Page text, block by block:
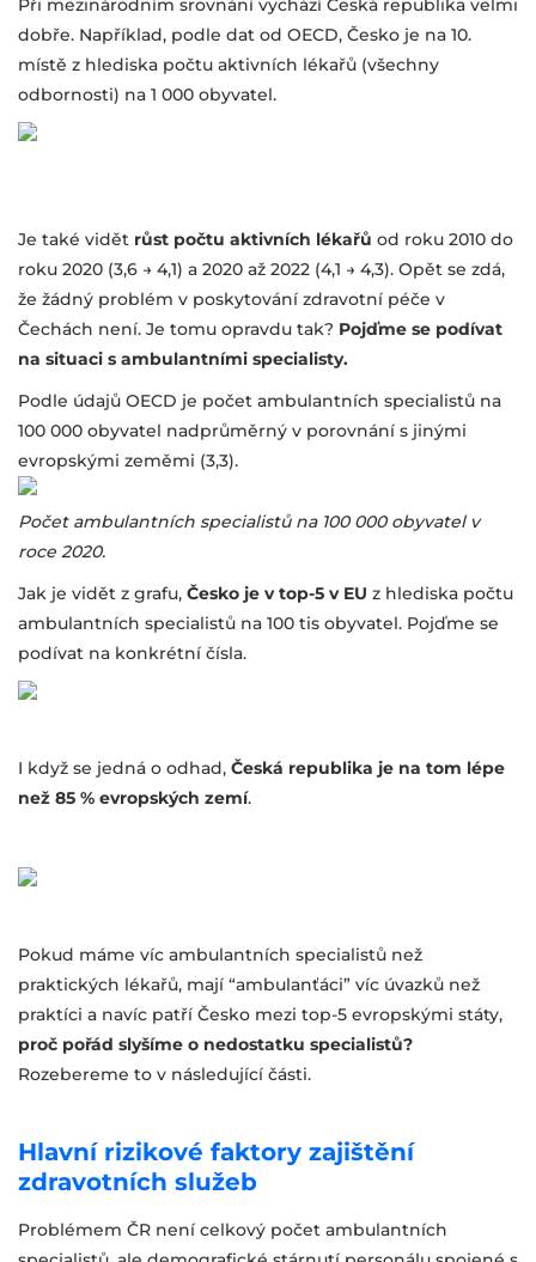
Při mezinárodním srovnání vychází Česká republika velmi
dobře. Například, podle dat od OECD, Česko je na 10.
místě z hlediska počtu aktivních lékařů (všechny
odbornosti) na 1 000 obyvatel.
Je také vidět růst počtu aktivních lékařů od roku 2010 do
roku 2020 (3,6 → 4,1) a 2020 až 2022 (4,1 → 4,3). Opět se zdá,
že žádný problém v poskytování zdravotní péče v
Čechách není. Je tomu opravdu tak? Pojďme se podívat
na situaci s ambulantními specialisty.
Podle údajů OECD je počet ambulantních specialistů na
100 000 obyvatel nadprůměrný v porovnání s jinými
evropskými zeměmi (3,3).
Počet ambulantních specialistů na 100 000 obyvatel v
roce 2020.
Jak je vidět z grafu, Česko je v top-5 v EU z hlediska počtu
ambulantních specialistů na 100 tis obyvatel. Pojďme se
podívat na konkrétní čísla.
I když se jedná o odhad, Česká republika je na tom lépe
než 85 % evropských zemí.
Pokud máme víc ambulantních specialistů než
praktických lékařů, mají “ambulanťáci” víc úvazků než
praktíci a navíc patří Česko mezi top-5 evropskými státy,
proč pořád slyšíme o nedostatku specialistů?
Rozebereme to v následující části.
Hlavní rizikové faktory zajištění
zdravotních služeb
Problémem ČR není celkový počet ambulantních